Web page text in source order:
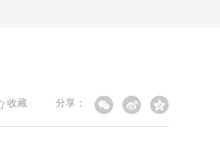
分享：
收藏